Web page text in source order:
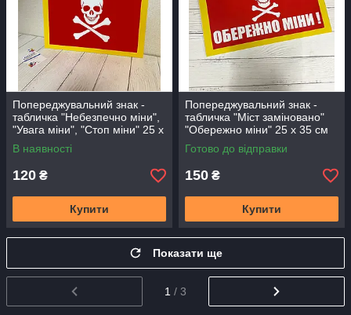
Попереджувальний знак -
табличка "Небезпечно міни",
"Увага міни", "Стоп міни" 25 х
25 см
В наявності
120 ₴
Купити
Попереджувальний знак -
табличка "Міст заміновано"
"Обережно міни" 25 х 35 см
Готово до відправки
150 ₴
Купити
Показати ще
1 / 3